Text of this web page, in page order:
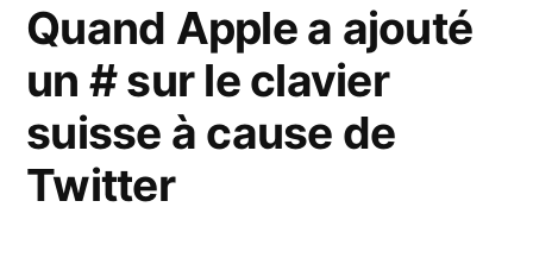
Quand Apple a ajouté
un # sur le clavier
suisse à cause de
Twitter